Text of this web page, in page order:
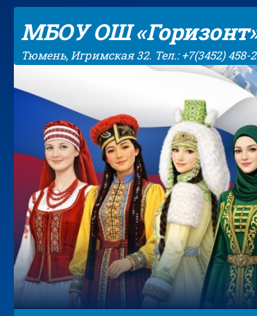
МБОУ ОШ
Тюмень, Игримская 32. Тел.: +7(3452) 458-